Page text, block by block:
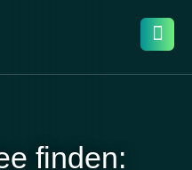
finden: